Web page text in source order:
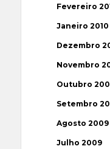
Fevereiro
Janeiro 2010
Dezembro
Novembro
Outubro
Setembro
Agosto 2009
Julho 2009